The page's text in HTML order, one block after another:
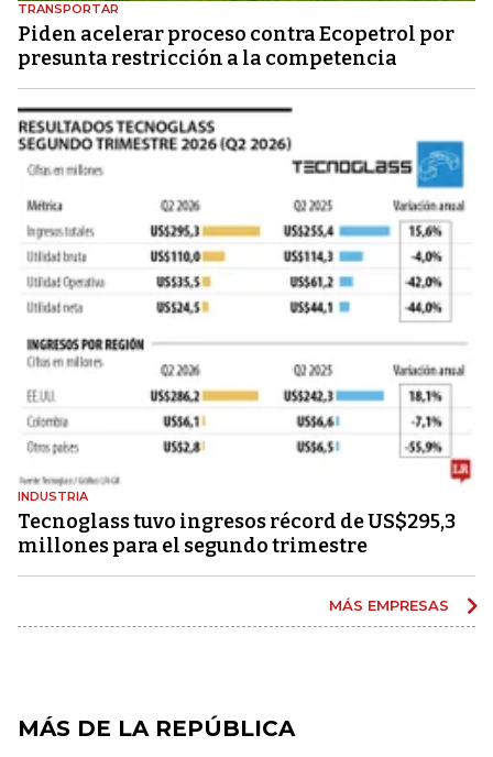
TRANSPORTAR
Piden acelerar proceso contra Ecopetrol por
presunta restricción a la competencia
INDUSTRIA
Tecnoglass tuvo ingresos récord de US$295,3
millones para el segundo trimestre
MÁS EMPRESAS
MÁS DE LA REPÚBLICA